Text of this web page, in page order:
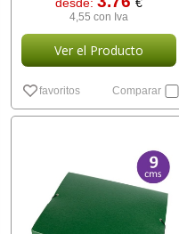
4,55 con Iva
Ver el Producto
favoritos Comparar